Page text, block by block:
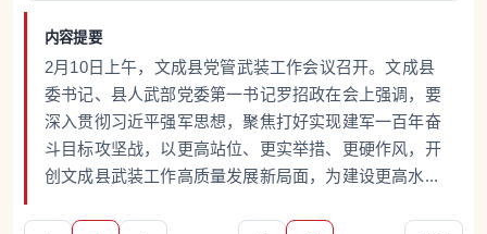
内容提要
2月10日上午，文成县党管武装工作会议召开。文成县
委书记、县人武部党委第一书记罗招政在会上强调，要
深入贯彻习近平强军思想，聚焦打好实现建军一百年奋
斗目标攻坚战，以更高站位、更实举措、更硬作风，开
创文成县武装工作高质量发展新局面，为建设更高水...